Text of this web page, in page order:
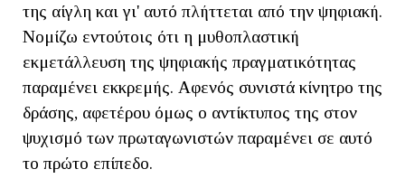
της αίγλη και γι' αυτό πλήττεται από την ψηφιακή.
Νομίζω εντούτοις ότι η μυθοπλαστική
εκμετάλλευση της ψηφιακής πραγματικότητας
παραμένει εκκρεμής. Αφενός συνιστά κίνητρο της
δράσης, αφετέρου όμως ο αντίκτυπος της στον
ψυχισμό των πρωταγωνιστών παραμένει σε αυτό
το πρώτο επίπεδο.